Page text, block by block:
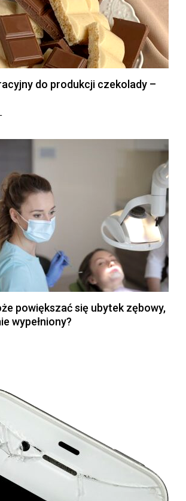
do produkcji czekolady –
powiększać się ubytek zębowy,
wypełniony?